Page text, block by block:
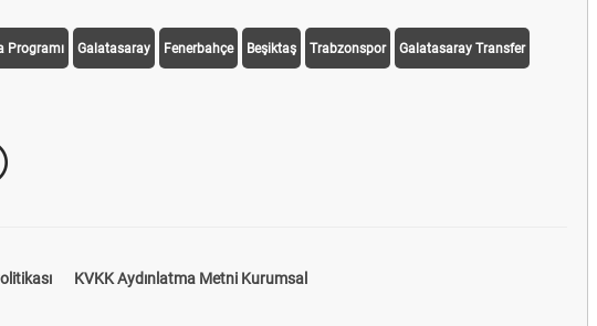
Programı Galatasaray Fenerbahçe Beşiktaş Trabzonspor Galatasaray Transfer
KVKK Aydınlatma Metni Kurumsal